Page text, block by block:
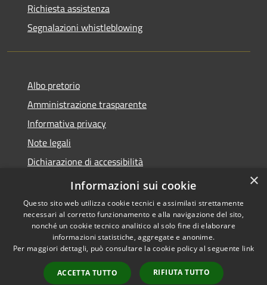
Richiesta assistenza
Segnalazioni whistleblowing
Albo pretorio
Amministrazione trasparente
Informativa privacy
Note legali
Dichiarazione di accessibilità
Meccanismo di Feedback
Accessibilità
Copyright © 2026 • Comune di
Chieri • Powered by
Municipium•
Accesso
×
Informazioni sui cookie
Questo sito web utilizza cookie tecnici e assimilati strettamente
necessari al corretto funzionamento e alla navigazione del sito,
nonché un cookie tecnico analitico al solo fine di elaborare
informazioni statistiche, aggregate e anonime.
Per maggiori dettagli, può consultare la cookie policy al seguente link
ACCETTA TUTTO RIFIUTA TUTTO